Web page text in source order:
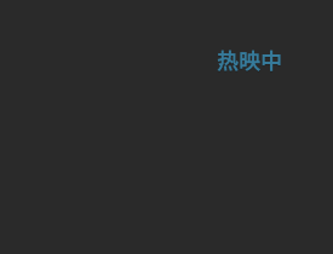
热映中